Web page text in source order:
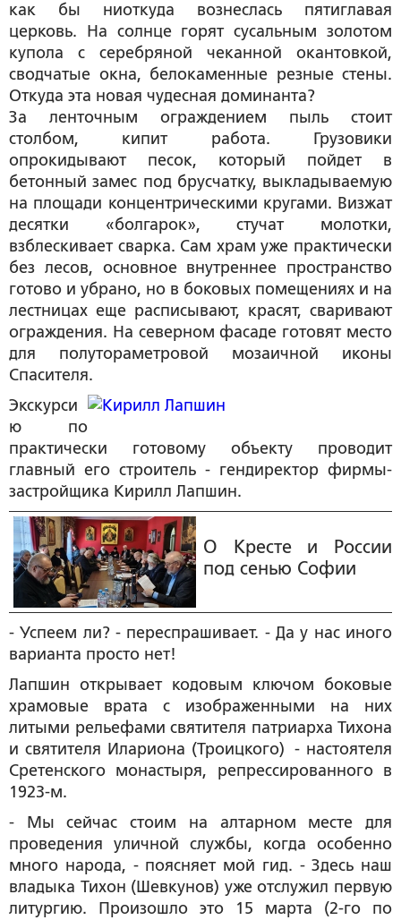
как бы ниоткуда вознеслась пятиглавая
церковь. На солнце горят сусальным золотом
купола с серебряной чеканной окантовкой,
сводчатые окна, белокаменные резные стены.
Откуда эта новая чудесная доминанта?
За ленточным ограждением пыль стоит
столбом, кипит работа. Грузовики
опрокидывают песок, который пойдет в
бетонный замес под брусчатку, выкладываемую
на площади концентрическими кругами. Визжат
десятки «болгарок», стучат молотки,
взблескивает сварка. Сам храм уже практически
без лесов, основное внутреннее пространство
готово и убрано, но в боковых помещениях и на
лестницах еще расписывают, красят, сваривают
ограждения. На северном фасаде готовят место
для полутораметровой мозаичной иконы
Спасителя.
Экскурси
ю по
практически готовому объекту проводит
главный его строитель - гендиректор фирмы-
застройщика Кирилл Лапшин.
О Кресте и России
под сенью Софии
- Успеем ли? - переспрашивает. - Да у нас иного
варианта просто нет!
Лапшин открывает кодовым ключом боковые
храмовые врата с изображенными на них
литыми рельефами святителя патриарха Тихона
и святителя Илариона (Троицкого) - настоятеля
Сретенского монастыря, репрессированного в
1923-м.
- Мы сейчас стоим на алтарном месте для
проведения уличной службы, когда особенно
много народа, - поясняет мой гид. - Здесь наш
владыка Тихон (Шевкунов) уже отслужил первую
литургию. Произошло это 15 марта (2-го по